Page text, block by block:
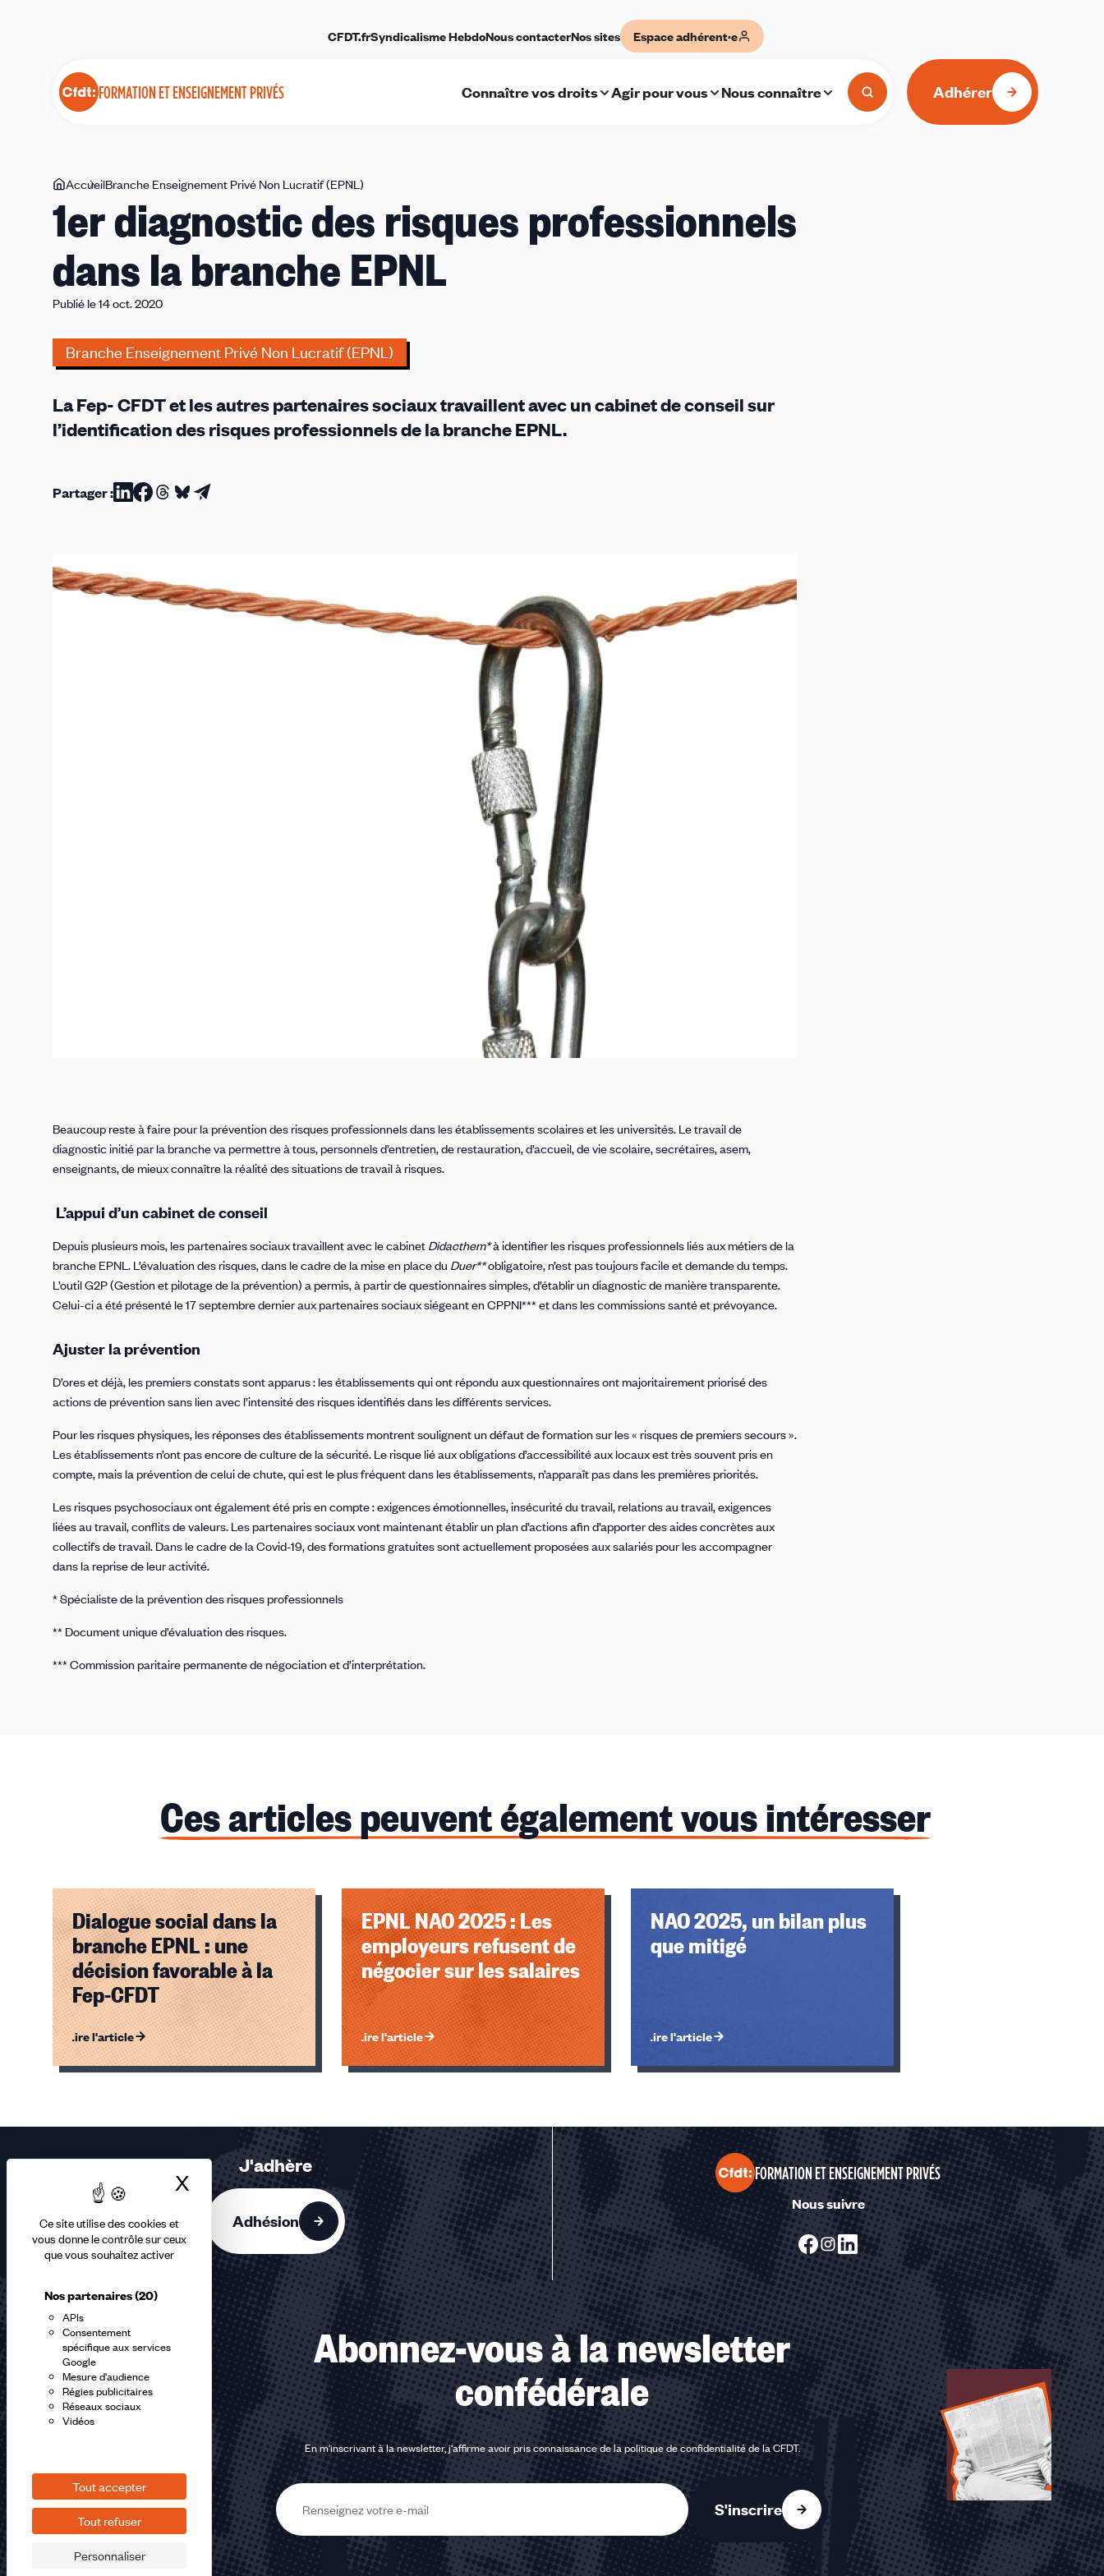
Ce site utilise des cookies et
vous donne le contrôle sur ceux
que vous souhaitez activer
Nos partenaires(20)
APIs
Consentement
spécifique aux services
Google
Mesure d'audience
Régies publicitaires
Réseaux sociaux
Vidéos
Tout accepter
Tout refuser
Personnaliser
X Masquer le bandeau des cookies
FORMATION ET ENSEIGNEMENT PRIVÉS
CFDT.frSyndicalisme HebdoNous contacterNos sites Espace adhérent·e
Connaître vos droits Agir pour vous Nous connaître Adhérer
Vous
êtes
AccueilBranche Enseignement Privé Non Lucratif (EPNL)
diagnostic
des
risques
professionnels
EPNL
1er diagnostic des risques professionnels
dans la branche EPNL
Publié le 14 oct. 2020
Branche Enseignement Privé Non Lucratif (EPNL)
La Fep- CFDT et les autres partenaires sociaux travaillent avec un cabinet de conseil sur
l’identification des risques professionnels de la branche EPNL.
Partager :Partager
Partager
Partager
Partager
Partager
Beaucoup reste à faire pour la prévention des risques professionnels dans les établissements scolaires et les universités. Le travail de
diagnostic initié par la branche va permettre à tous, personnels d’entretien, de restauration, d’accueil, de vie scolaire, secrétaires, asem,
enseignants, de mieux connaître la réalité des situations de travail à risques.
L’appui d’un cabinet de conseil
Depuis plusieurs mois, les partenaires sociaux travaillent avec le cabinet Didacthem*à identifier les risques professionnels liés aux métiers de la
branche EPNL. L’évaluation des risques, dans le cadre de la mise en place du Duer**obligatoire, n’est pas toujours facile et demande du temps.
L’outil G2P (Gestion et pilotage de la prévention) a permis, à partir de questionnaires simples, d’établir un diagnostic de manière transparente.
Celui-ci a été présenté le 17 septembre dernier aux partenaires sociaux siégeant en CPPNI*** et dans les commissions santé et prévoyance.
Ajuster la prévention
D’ores et déjà, les premiers constats sont apparus : les établissements qui ont répondu aux questionnaires ont majoritairement priorisé des
actions de prévention sans lien avec l’intensité des risques identifiés dans les différents services.
Pour les risques physiques, les réponses des établissements montrent soulignent un défaut de formation sur les « risques de premiers secours ».
Les établissements n’ont pas encore de culture de la sécurité. Le risque lié aux obligations d’accessibilité aux locaux est très souvent pris en
compte, mais la prévention de celui de chute, qui est le plus fréquent dans les établissements, n’apparaît pas dans les premières priorités.
Les risques psychosociaux ont également été pris en compte : exigences émotionnelles, insécurité du travail, relations au travail, exigences
liées au travail, conflits de valeurs. Les partenaires sociaux vont maintenant établir un plan d’actions afin d’apporter des aides concrètes aux
collectifs de travail. Dans le cadre de la Covid-19, des formations gratuites sont actuellement proposées aux salariés pour les accompagner
dans la reprise de leur activité.
* Spécialiste de la prévention des risques professionnels
** Document unique d’évaluation des risques.
*** Commission paritaire permanente de négociation et d’interprétation.
Ces articles peuvent également vous intéresser
Dialogue social dans la
branche EPNL : une
décision favorable à la
Fep-CFDT
Lire l'article
EPNL NAO 2025 : Les
employeurs refusent de
négocier sur les salaires
Lire l'article
NAO 2025, un bilan plus
que mitigé
Lire l'article
Éléments
sur
accessibles
J'adhère
Adhésion
FORMATION ET ENSEIGNEMENT PRIVÉS
Nous suivre
Abonnez-vous à la newsletter
confédérale
En m'inscrivant à la newsletter, j'affirme avoir pris connaissance de lapolitique de confidentialité de la CFDT.
E-
mail
S'inscrire